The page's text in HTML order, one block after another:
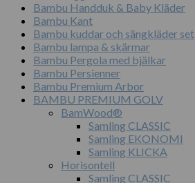
Bambu Handduk & Baby Kläder
Bambu Kant
Bambu kuddar och sängkläder set
Bambu lampa & skärmar
Bambu Pergola med bjälkar
Bambu Persienner
Bambu Premium Arbor
BAMBU PREMIUM GOLV
BamWood®
Samling CLASSIC
Samling EKONOMI
Samling KLICKA
Horisontell
Samling CLASSIC